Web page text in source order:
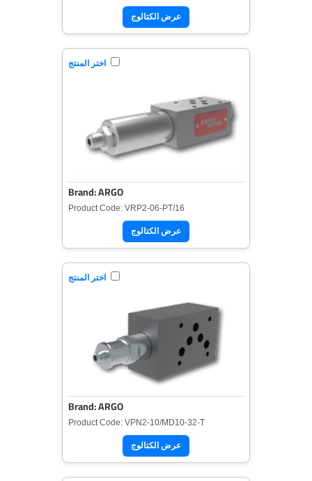
عرض الكتالوج
اختر المنتج
Brand: ARGO
Product Code: VRP2-06-PT/16
عرض الكتالوج
اختر المنتج
Brand: ARGO
Product Code: VPN2-10/MD10-32-T
عرض الكتالوج